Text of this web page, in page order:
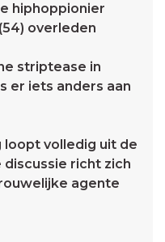
hiphoppionier
overleden
striptease in
er iets anders aan
loopt volledig uit de
discussie richt zich
agente